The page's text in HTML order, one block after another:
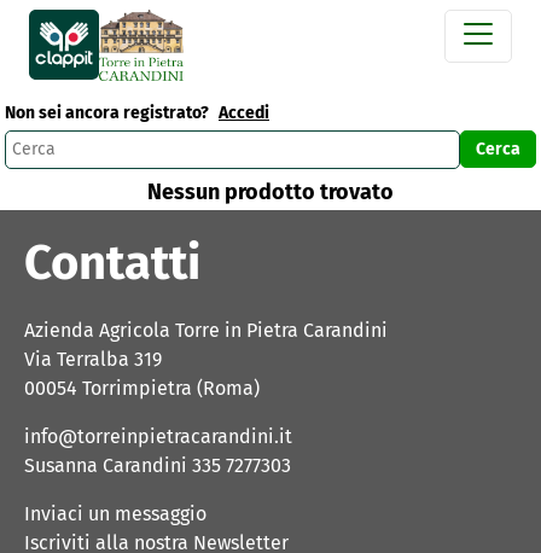
Non sei ancora registrato? Accedi
Nessun prodotto trovato
Contatti
Azienda Agricola Torre in Pietra Carandini
Via Terralba 319
00054 Torrimpietra (Roma)
info@torreinpietracarandini.it
Susanna Carandini 335 7277303
Inviaci un messaggio
Iscriviti alla nostra Newsletter